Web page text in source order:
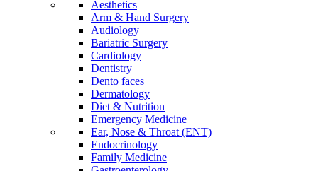
Aesthetics
Arm & Hand Surgery
Audiology
Bariatric Surgery
Cardiology
Dentistry
Dento faces
Dermatology
Diet & Nutrition
Emergency Medicine
Ear, Nose & Throat (ENT)
Endocrinology
Family Medicine